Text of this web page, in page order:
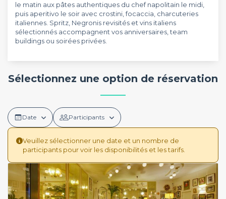
le matin aux pâtes authentiques du chef napolitain le midi,
puis aperitivo le soir avec crostini, focaccia, charcuteries
italiennes. Spritz, Negronis revisités et vins italiens
sélectionnés accompagnent vos anniversaires, team
buildings ou soirées privées.
Sélectionnez une option de réservation
Date Participants
Veuillez sélectionner une date et un nombre de
participants pour voir les disponibilités et les tarifs.